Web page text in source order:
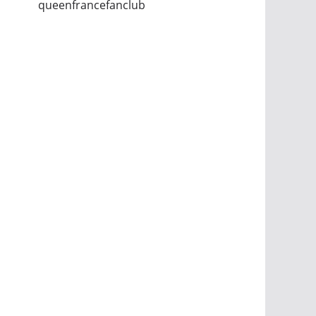
queenfrancefanclub